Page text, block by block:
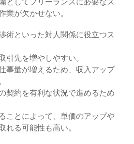
業が欠かせない。
術といった対人関係に役立つス
引先を増やしやすい。
事量が増えるため、収入アップ
契約を有利な状況で進めるため
ことによって、単価のアップや
れる可能性も高い。